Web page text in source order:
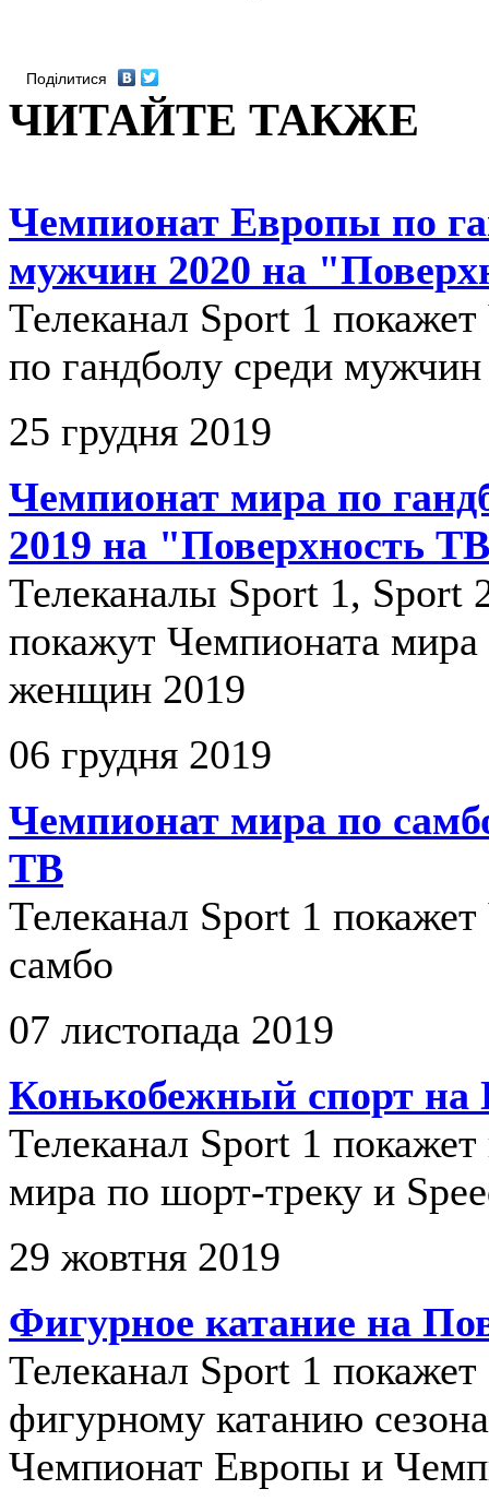
Поділитися
ЧИТАЙТЕ ТАКЖЕ
Чемпионат Европы по
мужчин 2020 на
Телеканал Sport 1
по гандболу среди
25 грудня 2019
Чемпионат мира по
2019 на "Поверхность
Телеканалы Sport 1, Sport
покажут Чемпионата мира
женщин 2019
06 грудня 2019
Чемпионат мира по
ТВ
Телеканал Sport 1
самбо
07 листопада 2019
Конькобежный спорт на
Телеканал Sport 1
мира по шорт-треку и
29 жовтня 2019
Фигурное катание на
Телеканал Sport 1
фигурному катанию
Чемпионат Европы и